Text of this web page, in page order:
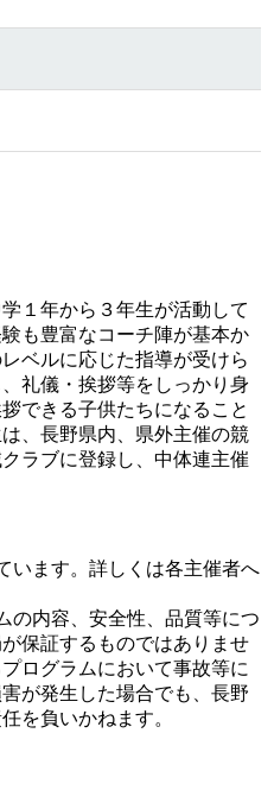
１年から３年生が活動して
も豊富なコーチ陣が基本か
ベルに応じた指導が受けら
礼儀・挨拶等をしっかり身
できる子供たちになること
、長野県内、県外主催の競
ラブに登録し、中体連主催
います。詳しくは各主催者へ
の内容、安全性、品質等につ
保証するものではありませ
ログラムにおいて事故等に
が発生した場合でも、長野
を負いかねます。